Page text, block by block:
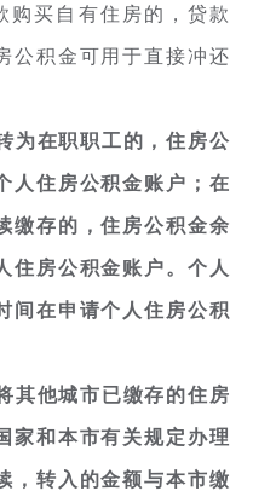
购买自有住房的，贷款
公积金可用于直接冲还
为在职职工的，住房公
人住房公积金账户；在
缴存的，住房公积金余
住房公积金账户。个人
间在申请个人住房公积
其他城市已缴存的住房
家和本市有关规定办理
，转入的金额与本市缴